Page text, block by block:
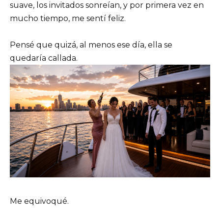
suave, los invitados sonreían, y por primera vez en
mucho tiempo, me sentí feliz.
Pensé que quizá, al menos ese día, ella se
quedaría callada.
Me equivoqué.